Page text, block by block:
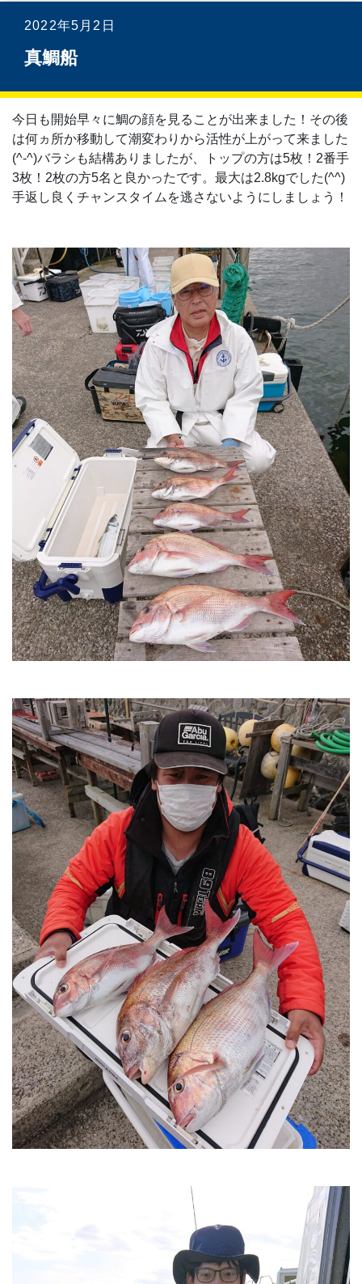
2022年5月2日
真鯛船
今日も開始早々に鯛の顔を見ることが出来ました！その後
は何ヵ所か移動して潮変わりから活性が上がって来ました
(^-^)バラシも結構ありましたが、トップの方は5枚！2番手
3枚！2枚の方5名と良かったです。最大は2.8kgでした(^^)
手返し良くチャンスタイムを逃さないようにしましょう！